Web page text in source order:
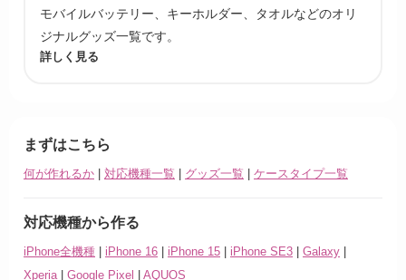
モバイルバッテリー、キーホルダー、タオルなどのオリ
ジナルグッズ一覧です。
詳しく見る
まずはこちら
何が作れるか | 対応機種一覧 | グッズ一覧 | ケースタイプ一覧
対応機種から作る
iPhone全機種 | iPhone 16 | iPhone 15 | iPhone SE3 | Galaxy |
Xperia | Google Pixel | AQUOS